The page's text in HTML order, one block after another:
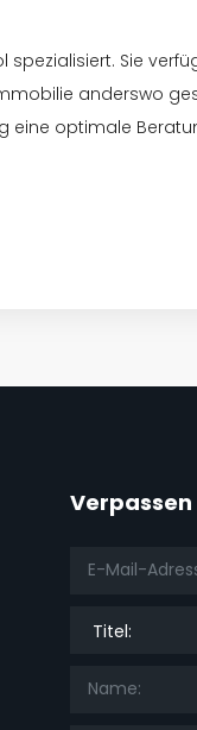
Sie
anderswo
eine optimale
Verpassen